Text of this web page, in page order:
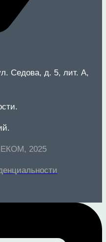
Седова, д. 5, лит. А,
2025